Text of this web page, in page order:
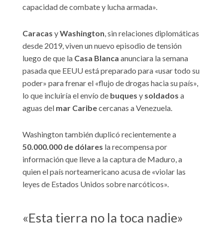
capacidad de combate y lucha armada».
Caracas yWashington, sin relaciones diplomáticas
desde 2019, viven un nuevo episodio de tensión
luego de que la Casa Blanca anunciara la semana
pasada que EEUU está preparado para «usar todo su
poder» para frenar el «flujo de drogas hacia su país»,
lo que incluiría el envío de buques y soldados a
aguas del mar Caribecercanas a Venezuela.
Washington también duplicó recientemente a
50.000.000 de dólares la recompensa por
información que lleve a la captura de Maduro, a
quien el país norteamericano acusa de «violar las
leyes de Estados Unidos sobre narcóticos».
«Esta tierra no la toca nadie»